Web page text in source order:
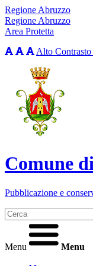
Regione Abruzzo
Regione Abruzzo
Area Protetta
Alto Contrasto
Comune
Pubblicazione e
Menu Menu